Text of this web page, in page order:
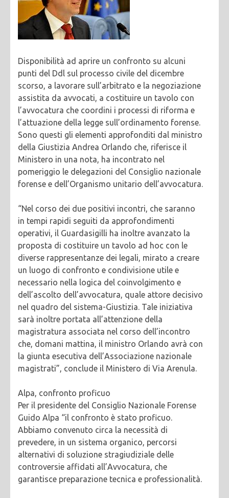
Disponibilità ad aprire un confronto su alcuni
punti del Ddl sul processo civile del dicembre
scorso, a lavorare sull’arbitrato e la negoziazione
assistita da avvocati, a costituire un tavolo con
l’avvocatura che coordini i processi di riforma e
l’attuazione della legge sull’ordinamento forense.
Sono questi gli elementi approfonditi dal ministro
della Giustizia Andrea Orlando che, riferisce il
Ministero in una nota, ha incontrato nel
pomeriggio le delegazioni del Consiglio nazionale
forense e dell’Organismo unitario dell’avvocatura.
“Nel corso dei due positivi incontri, che saranno
in tempi rapidi seguiti da approfondimenti
operativi, il Guardasigilli ha inoltre avanzato la
proposta di costituire un tavolo ad hoc con le
diverse rappresentanze dei legali, mirato a creare
un luogo di confronto e condivisione utile e
necessario nella logica del coinvolgimento e
dell’ascolto dell’avvocatura, quale attore decisivo
nel quadro del sistema-Giustizia. Tale iniziativa
sarà inoltre portata all’attenzione della
magistratura associata nel corso dell’incontro
che, domani mattina, il ministro Orlando avrà con
la giunta esecutiva dell’Associazione nazionale
magistrati”, conclude il Ministero di Via Arenula.
Alpa, confronto proficuo
Per il presidente del Consiglio Nazionale Forense
Guido Alpa “il confronto è stato proficuo.
Abbiamo convenuto circa la necessità di
prevedere, in un sistema organico, percorsi
alternativi di soluzione stragiudiziale delle
controversie affidati all’Avvocatura, che
garantisce preparazione tecnica e professionalità.